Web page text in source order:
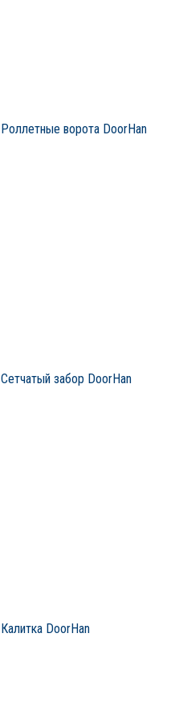
Роллетные ворота DoorHan
Сетчатый забор DoorHan
Калитка DoorHan